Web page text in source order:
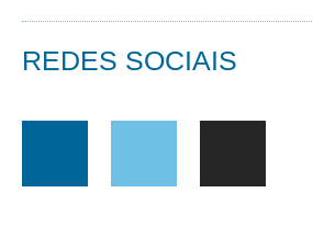
REDES SOCIAIS